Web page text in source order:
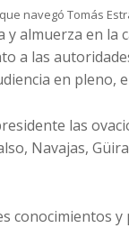
navegó Tomás
y almuerza en
a las
en pleno,
las
Navajas,
conocimientos